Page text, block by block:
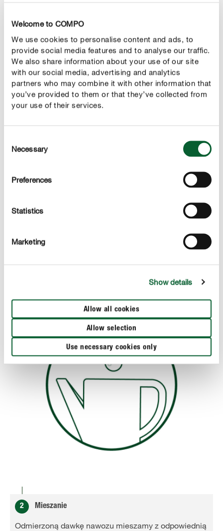
Welcome to COMPO
We use cookies to personalise content and ads, to
provide social media features and to analyse our traffic.
We also share information about your use of our site
with our social media, advertising and analytics
partners who may combine it with other information that
you’ve provided to them or that they’ve collected from
your use of their services.
Selection
Necessary
Preferences
Statistics
Marketing
Show details
Allow all cookies
Allow selection
Use necessary cookies only
wymieszać jej zawartość. Następnie odmierzamy
odpowiednią ilość nawozu za pomocą nakrętki, która
2 Mieszanie
Odmierzoną dawkę nawozu mieszamy z odpowiednią